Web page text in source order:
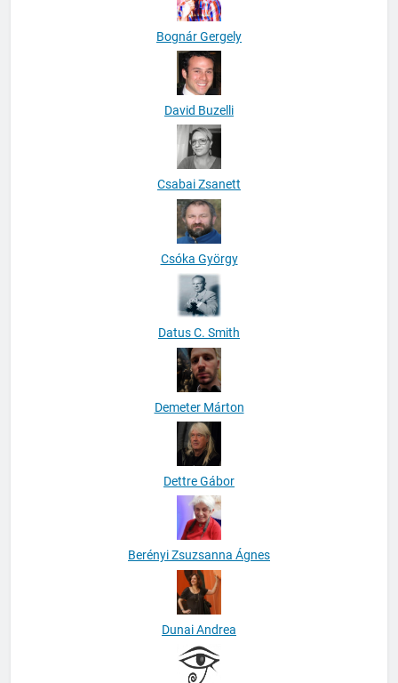
Bognár Gergely
David Buzelli
Csabai Zsanett
Csóka György
Datus C. Smith
Demeter Márton
Dettre Gábor
Berényi Zsuzsanna Ágnes
Dunai Andrea